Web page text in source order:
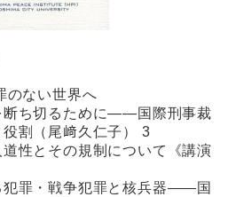
のない世界へ
ち切るために――国際刑事裁
割（尾﨑久仁子） 3
性とその規制について《講演
罪・戦争犯罪と核兵器――国